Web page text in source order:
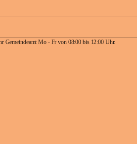
Gemeindeamt Mo - Fr von 08:00 bis 12:00 Uhr.